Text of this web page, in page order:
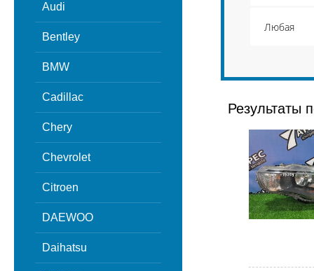
Audi
Bentley
BMW
Cadillac
Chery
Chevrolet
Citroen
DAEWOO
Daihatsu
Результаты